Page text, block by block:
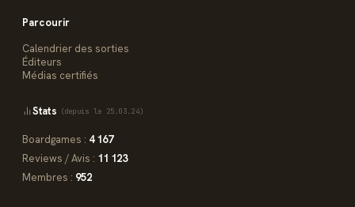
Parcourir
Calendrier des sorties
Éditeurs
Médias certifiés
Stats (depuis le 25.03.24)
Boardgames : 4 167
Reviews / Avis : 11 123
Membres : 952